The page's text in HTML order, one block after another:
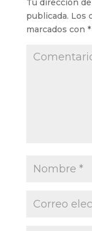
Tu dirección
publicada. Los
marcados con *